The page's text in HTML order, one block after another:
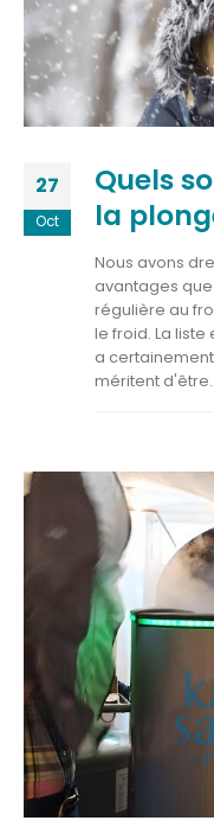
27
Oct
Quels
la
Nous avons
avantages
régulière au
le froid. La
a
méritent